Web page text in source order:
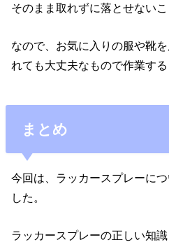
そのまま取れずに落とせないこ
なので、お気に入りの服や靴
れても大丈夫なもので作業する
まとめ
今回は、ラッカースプレーに
した。
ラッカースプレーの正しい知